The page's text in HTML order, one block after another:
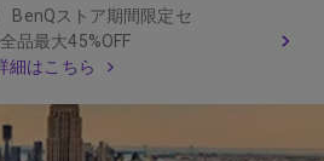
BenQストア期間限定セ
品最大45%OFF
細はこちら